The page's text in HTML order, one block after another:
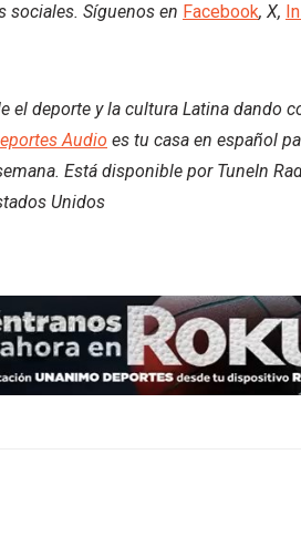
sociales. Síguenos en Facebook, X,
deporte y la cultura Latina dando
Audio es tu casa en español
Está disponible por TuneIn
Unidos